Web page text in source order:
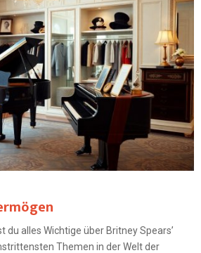
du alles Wichtige über Britney Spears’
Themen in der Welt der